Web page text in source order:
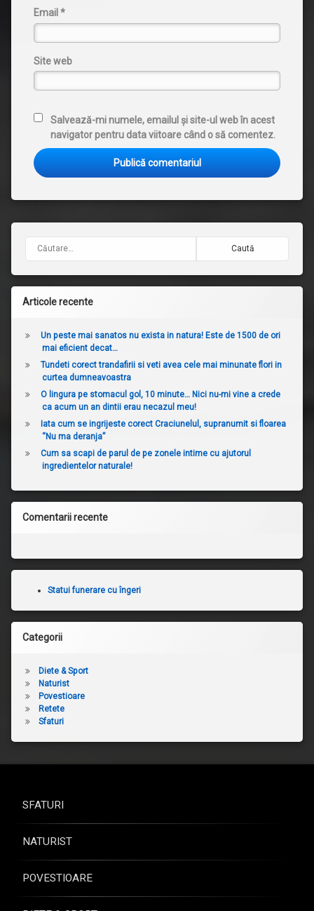
Email *
Site web
Salvează-mi numele, emailul și site-ul web în acest
navigator pentru data viitoare când o să comentez.
Articole recente
Un peste mai sanatos nu exista in natura! Este de 1500 de ori
mai eficient decat…
Tundeti corect trandafirii si veti avea cele mai minunate flori in
curtea dumneavoastra
O lingura pe stomacul gol, 10 minute… Nici nu-mi vine a crede
ca acum un an dintii erau necazul meu!
Iata cum se ingrijeste corect Craciunelul, supranumit si floarea
“Nu ma deranja”
Cum sa scapi de parul de pe zonele intime cu ajutorul
ingredientelor naturale!
Comentarii recente
Statui funerare cu îngeri
Categorii
Diete & Sport
Naturist
Povestioare
Retete
Sfaturi
SFATURI
NATURIST
POVESTIOARE